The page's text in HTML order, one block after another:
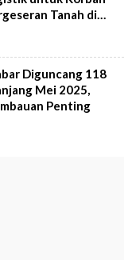
Tanah di
Diguncang 118
Mei 2025,
Penting